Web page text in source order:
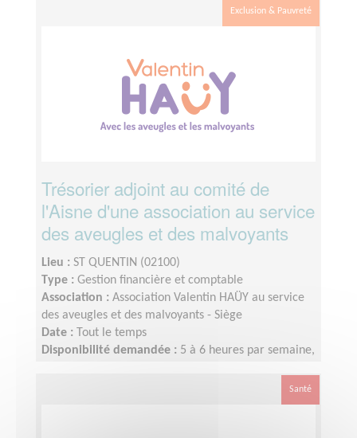
vendredi après-midi, aux réunions du comité.Exclusion & Pauvreté
Trésorier adjoint au comité de
l'Aisne d'une association au service
des aveugles et des malvoyants
Lieu : ST QUENTIN (02100)
Type : Gestion financière et comptable
Association : Association Valentin HAÜY au service
des aveugles et des malvoyants - Siège
Date :
Tout le temps
Disponibilité demandée : 5 à 6 heures par semaine,
Santé